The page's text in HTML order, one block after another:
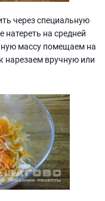
через специальную
на средней
массу помещаем на
нарезаем вручную или